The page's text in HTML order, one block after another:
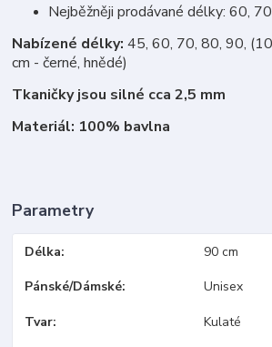
Nejběžněji prodávané délky: 60,
Nabízené délky: 45, 60, 70, 80, 90,
cm - černé, hnědé)
Tkaničky jsou silné cca 2,5 mm
Materiál: 100% bavlna
Parametry
Délka 90 cm
Pánské/Dámské Unisex
Tvar Kulaté